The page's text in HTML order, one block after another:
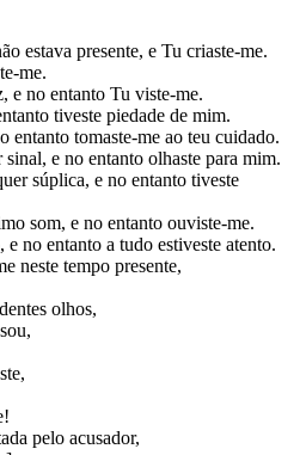
estava presente, e Tu criaste-me.
me.
e no entanto Tu viste-me.
tiveste piedade de mim.
entanto tomaste-me ao teu cuidado.
e no entanto olhaste para mim.
súplica, e no entanto tiveste
som, e no entanto ouviste-me.
no entanto a tudo estiveste atento.
neste tempo presente,
olhos,
pelo acusador,